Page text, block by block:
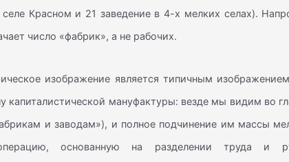
Красном и 21 заведение в 4-х мелких селах).
число «фабрик», а не рабочих.
изображение является типичным
капиталистической мануфактуры: везде мы видим во
и заводам»), и полное подчинение им массы
основанную на разделении труда и